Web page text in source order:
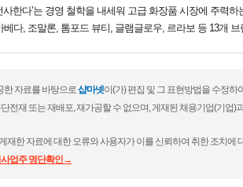
한다’는 경영 철학을 내세워 고급 화장품 시장에 주력
다, 조말론, 톰포드 뷰티, 글램글로우, 르라보 등 13개
한 자료를 바탕으로샵마넷이(가) 편집 및 그 표현방법을 수정하
전재 또는 재배포, 재가공할 수 없으며, 게재된 채용기업(기업)
재한 자료에 대한 오류와 사용자가 이를 신뢰하여 취한 조치에
업주 명단확인→